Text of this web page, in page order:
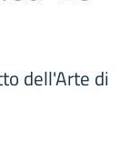
dell'Arte di